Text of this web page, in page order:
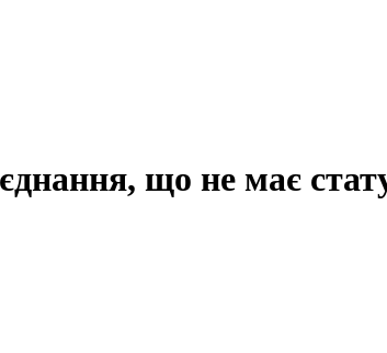
що не має